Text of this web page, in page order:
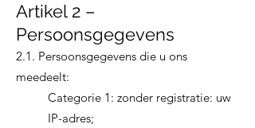
Artikel 2 –
Persoonsgegevens
2.1. Persoonsgegevens die u ons
meedeelt:
Categorie 1: zonder registratie: uw
IP-adres;